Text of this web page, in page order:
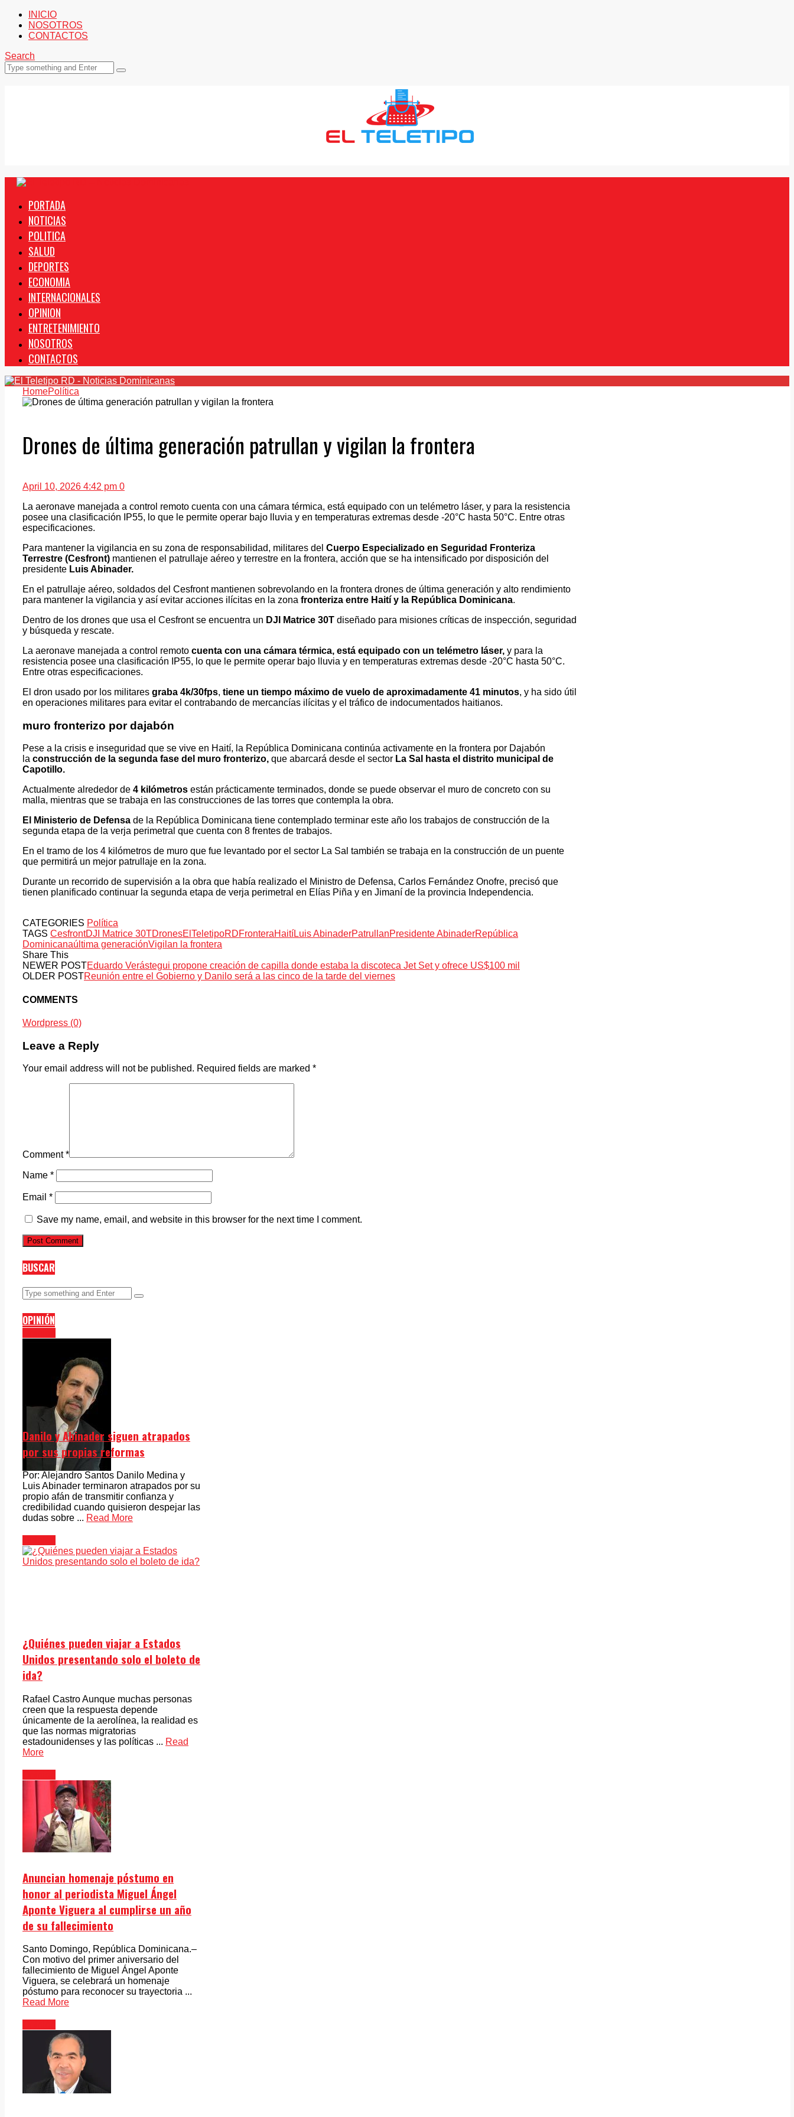
INICIO
NOSOTROS
CONTACTOS
Search
PORTADA
NOTICIAS
POLITICA
SALUD
DEPORTES
ECONOMIA
INTERNACIONALES
OPINION
ENTRETENIMIENTO
NOSOTROS
CONTACTOS
HomePolítica
Drones de última generación patrullan y vigilan la frontera
April 10, 2026 4:42 pm 0
La aeronave manejada a control remoto cuenta con una cámara térmica, está equipado con un telémetro láser, y para la resistencia
posee una clasificación IP55, lo que le permite operar bajo lluvia y en temperaturas extremas desde -20°C hasta 50°C. Entre otras
especificaciones.
Para mantener la vigilancia en su zona de responsabilidad, militares del Cuerpo Especializado en Seguridad Fronteriza
Terrestre (Cesfront) mantienen el patrullaje aéreo y terrestre en la frontera, acción que se ha intensificado por disposición del
presidente Luis Abinader.
En el patrullaje aéreo, soldados del Cesfront mantienen sobrevolando en la frontera drones de última generación y alto rendimiento
para mantener la vigilancia y así evitar acciones ilícitas en la zona fronteriza entre Haití y la República Dominicana.
Dentro de los drones que usa el Cesfront se encuentra un DJI Matrice 30T diseñado para misiones críticas de inspección, seguridad
y búsqueda y rescate.
La aeronave manejada a control remoto cuenta con una cámara térmica, está equipado con un telémetro láser, y para la
resistencia posee una clasificación IP55, lo que le permite operar bajo lluvia y en temperaturas extremas desde -20°C hasta 50°C.
Entre otras especificaciones.
El dron usado por los militares graba 4k/30fps, tiene un tiempo máximo de vuelo de aproximadamente 41 minutos, y ha sido útil
en operaciones militares para evitar el contrabando de mercancías ilícitas y el tráfico de indocumentados haitianos.
muro fronterizo por dajabón
Pese a la crisis e inseguridad que se vive en Haití, la República Dominicana continúa activamente en la frontera por Dajabón
la construcción de la segunda fase del muro fronterizo, que abarcará desde el sector La Sal hasta el distrito municipal de
Capotillo.
Actualmente alrededor de 4 kilómetros están prácticamente terminados, donde se puede observar el muro de concreto con su
malla, mientras que se trabaja en las construcciones de las torres que contempla la obra.
El Ministerio de Defensa de la República Dominicana tiene contemplado terminar este año los trabajos de construcción de la
segunda etapa de la verja perimetral que cuenta con 8 frentes de trabajos.
En el tramo de los 4 kilómetros de muro que fue levantado por el sector La Sal también se trabaja en la construcción de un puente
que permitirá un mejor patrullaje en la zona.
Durante un recorrido de supervisión a la obra que había realizado el Ministro de Defensa, Carlos Fernández Onofre, precisó que
tienen planificado continuar la segunda etapa de verja perimetral en Elías Piña y en Jimaní de la provincia Independencia.
CATEGORIES Política
TAGS CesfrontDJI Matrice 30TDronesElTeletipoRDFronteraHaitíLuis AbinaderPatrullanPresidente AbinaderRepública
Dominicanaúltima generaciónVigilan la frontera
Share This
NEWER POSTEduardo Verástegui propone creación de capilla donde estaba la discoteca Jet Set y ofrece US$100 mil
OLDER POSTReunión entre el Gobierno y Danilo será a las cinco de la tarde del viernes
COMMENTS
Wordpress (0)
Leave a Reply
Your email address will not be published. Required fields are marked *
Comment*
Name *
Email *
Save my name, email, and website in this browser for the next time I comment.
BUSCAR
OPINIÓN
Danilo y Abinader siguen atrapados
por sus propias reformas
Por: Alejandro Santos Danilo Medina y
Luis Abinader terminaron atrapados por su
propio afán de transmitir confianza y
credibilidad cuando quisieron despejar las
dudas sobre ... Read More
¿Quiénes pueden viajar a Estados
Unidos presentando solo el boleto de
ida?
Rafael Castro Aunque muchas personas
creen que la respuesta depende
únicamente de la aerolínea, la realidad es
que las normas migratorias
estadounidenses y las políticas ... Read
More
Anuncian homenaje póstumo en
honor al periodista Miguel Ángel
Aponte Viguera al cumplirse un año
de su fallecimiento
Santo Domingo, República Dominicana.–
Con motivo del primer aniversario del
fallecimiento de Miguel Ángel Aponte
Viguera, se celebrará un homenaje
póstumo para reconocer su trayectoria ...
Read More